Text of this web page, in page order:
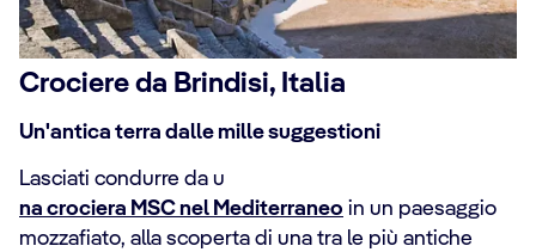
Crociere da Brindisi, Italia
Un'antica terra dalle mille suggestioni
Lasciati condurre da u
na crociera MSC nel Mediterraneo in un paesaggio
mozzafiato, alla scoperta di una tra le più antiche